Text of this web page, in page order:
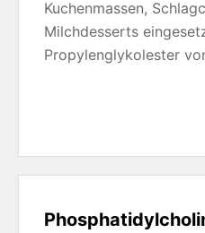
Kuchenmassen,
Milchdesserts
Propylenglykolester